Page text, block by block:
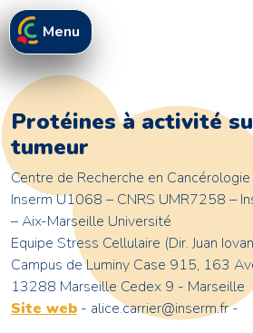
Menu
Protéines à activité
tumeur
Centre de Recherche en
Inserm U1068 – CNRS UMR7258 –
– Aix-Marseille Université
Equipe Stress Cellulaire (Dir. Juan
Campus de Luminy Case 915, 163
13288 Marseille Cedex 9 - Marseille
Site web - alice.carrier@inserm.fr -